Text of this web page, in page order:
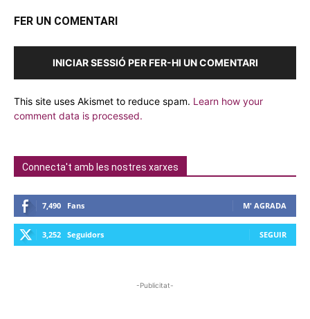
FER UN COMENTARI
INICIAR SESSIÓ PER FER-HI UN COMENTARI
This site uses Akismet to reduce spam. Learn how your
comment data is processed.
Connecta't amb les nostres xarxes
7,490 Fans M' AGRADA
3,252 Seguidors SEGUIR
-Publicitat-